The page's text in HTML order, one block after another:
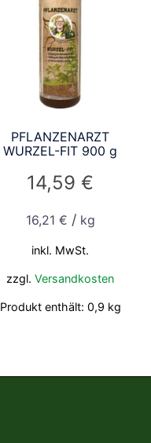
PFLANZENARZT
WURZEL-FIT 900 g
14,59€
16,21 € / kg
inkl. MwSt.
zzgl.Versandkosten
Produkt enthält: 0,9 kg